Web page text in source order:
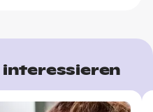
interessieren